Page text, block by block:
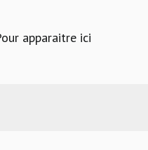
apparaitre ici